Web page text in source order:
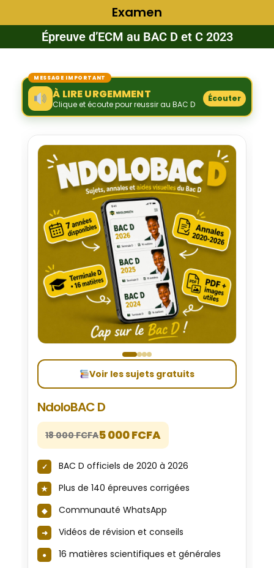
Examen
Épreuve d’ECM au BAC D et C 2023
MESSAGE IMPORTANT
À LIRE URGEMMENT
Clique et écoute pour reussir au BAC D
Écouter
Voir les sujets gratuits
NdoloBAC D
18 000 FCFA5 000 FCFA
BAC D officiels de 2020 à 2026
Plus de 140 épreuves corrigées
Communauté WhatsApp
Vidéos de révision et conseils
16 matières scientifiques et générales